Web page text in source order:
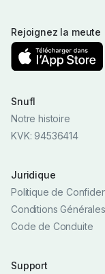
Rejoignez la meute
Snufl
Notre histoire
KVK: 94536414
Juridique
Politique de
Conditions Générales
Code de Conduite
Support